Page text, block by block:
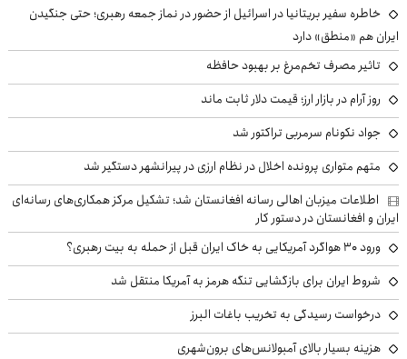
خاطره سفیر بریتانیا در اسرائیل از حضور در نماز جمعه رهبری؛ حتی جنگیدن
ایران هم «منطق» دارد
تاثیر مصرف تخم‌مرغ بر بهبود حافظه
روز آرام در بازار ارز؛ قیمت دلار ثابت ماند
جواد نکونام سرمربی تراکتور شد
متهم متواری پرونده اخلال در نظام ارزی در پیرانشهر دستگیر شد
اطلاعات میزبان اهالی رسانه افغانستان شد؛ تشکیل مرکز همکاری‌های رسانه‌ای
ایران و افغانستان در دستور کار
ورود ۳۰ هواگرد آمریکایی به خاک ایران قبل از حمله به بیت رهبری؟
شروط ایران برای بازگشایی تنگه هرمز به آمریکا منتقل شد
درخواست رسیدگی به تخریب باغات البرز
هزینه بسیار بالای آمبولانس‌های برون‌شهری